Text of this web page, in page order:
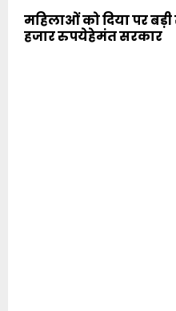
महिलाओं को दिया पर
हजार रुपयेहेमंत सरकार